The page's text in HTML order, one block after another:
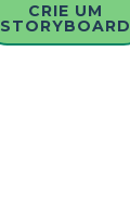
CRIE UM
STORYBOARD